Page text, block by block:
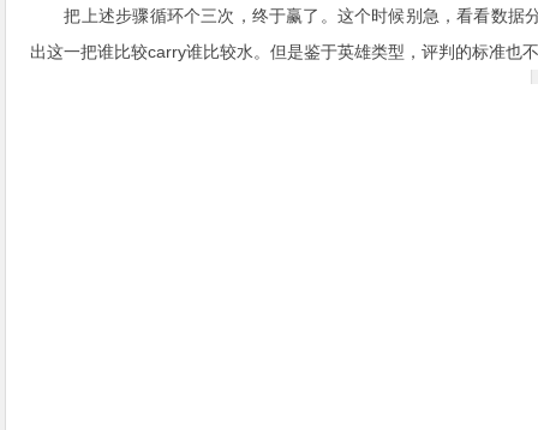
把上述步骤循环个三次，终于赢了。这个时候别急，看看数
出这一把谁比较carry谁比较水。但是鉴于英雄类型，评判的标准也